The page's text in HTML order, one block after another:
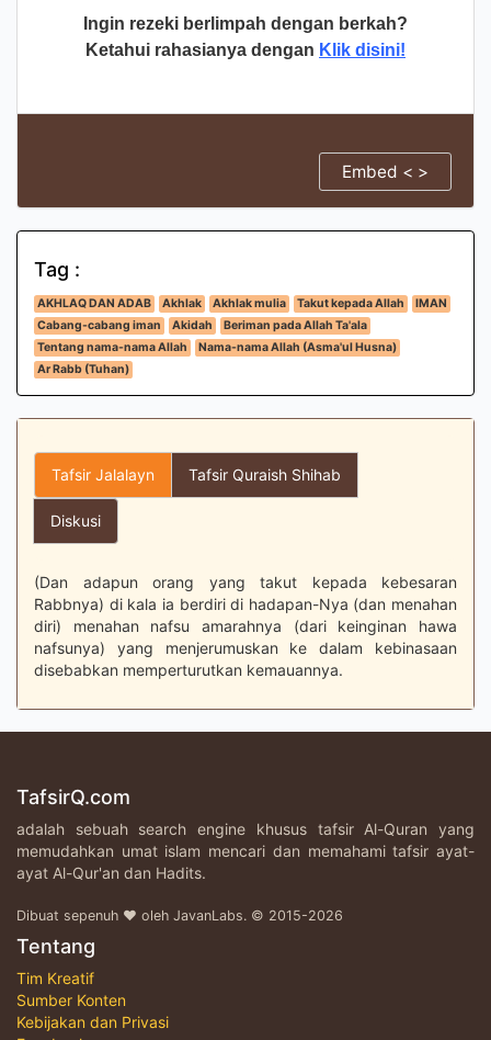
Ingin rezeki berlimpah dengan berkah?
Ketahui rahasianya dengan Klik disini!
Embed < >
Tag :
AKHLAQ DAN ADAB Akhlak Akhlak mulia Takut kepada Allah
IMAN
Cabang-cabang iman
Akidah
Beriman pada Allah Ta'ala
Tentang nama-nama Allah
Nama-nama Allah (Asma'ul Husna)
Ar Rabb (Tuhan)
Tafsir Jalalayn Tafsir Quraish Shihab
Diskusi
(Dan adapun orang yang takut kepada kebesaran
Rabbnya) di kala ia berdiri di hadapan-Nya (dan menahan
diri) menahan nafsu amarahnya (dari keinginan hawa
nafsunya) yang menjerumuskan ke dalam kebinasaan
disebabkan memperturutkan kemauannya.
TafsirQ.com
adalah sebuah search engine khusus tafsir Al-Quran yang
memudahkan umat islam mencari dan memahami tafsir ayat-
ayat Al-Qur'an dan Hadits.
Dibuat sepenuh ♥ oleh JavanLabs. © 2015-2026
Tentang
Tim Kreatif
Sumber Konten
Kebijakan dan Privasi